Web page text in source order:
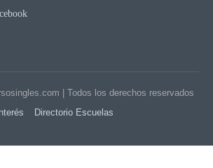
| Todos los derechos reservados
Directorio Escuelas